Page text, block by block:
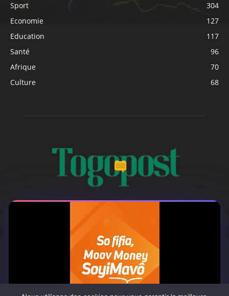
Sport
304
Economie
127
Education
117
Santé
96
Afrique
70
Culture
68
Togo Post est un site d'information en ligne ...
Tel : +228 98 42 82 18
Contactez-nous: contact@togopost.tg